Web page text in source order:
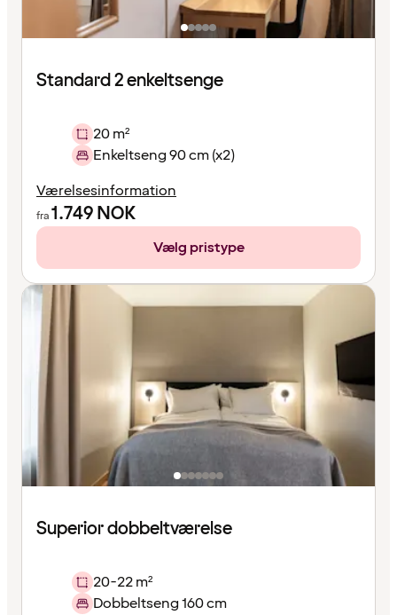
Standard 2 enkeltsenge
20 m²
Enkeltseng 90 cm (x2)
Værelsesinformation
fra1.749NOK
Vælg pristype
Superior dobbeltværelse
20-22 m²
Dobbeltseng 160 cm